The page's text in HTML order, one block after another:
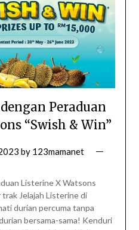
Peraduan
“Swish & Win”
by 123mamanet
Listerine X Watsons
Jelajah Listerine di
durian percuma tanpa
bersama-sama! Kenduri